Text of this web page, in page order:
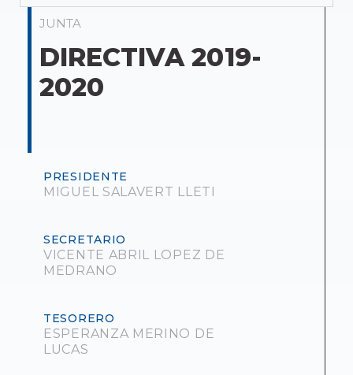
JUNTA
DIRECTIVA 2019-
2020
PRESIDENTE
MIGUEL SALAVERT LLETI
SECRETARIO
VICENTE ABRIL LOPEZ DE
MEDRANO
TESORERO
ESPERANZA MERINO DE
LUCAS